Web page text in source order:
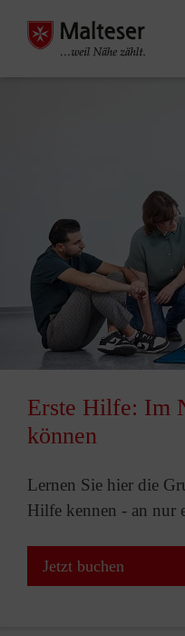
Erste Hilfe: Im
können
Lernen Sie hier die
Hilfe kennen - an nur
Jetzt buchen